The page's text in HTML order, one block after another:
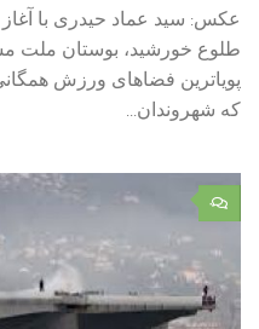
عکس: سید عماد حیدری با
طلوع خورشید، بوستان ملت
پویاترین فضاهای ورزش
که شهروندان...
۰